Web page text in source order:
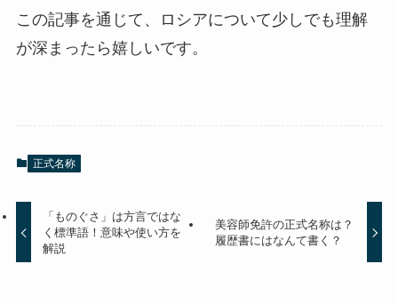
この記事を通じて、ロシアについて少しでも理解
が深まったら嬉しいです。
正式名称
「ものぐさ」は方言ではな
く標準語！意味や使い方を
解説
美容師免許の正式名称は？
履歴書にはなんて書く？